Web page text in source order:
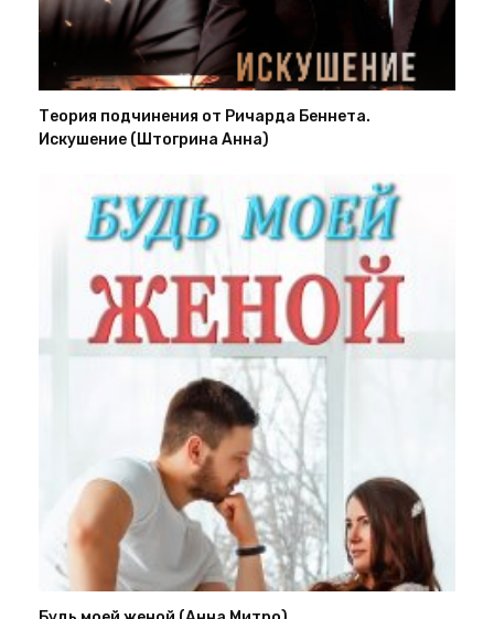
Теория подчинения от Ричарда Беннета.
Искушение (Штогрина Анна)